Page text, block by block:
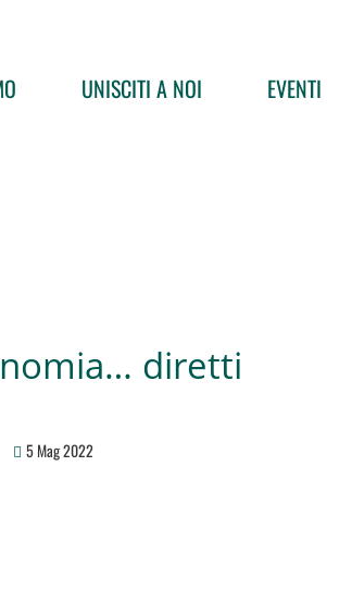
UNISCITI A NOI EVENTI
diretti
5 Mag 2022